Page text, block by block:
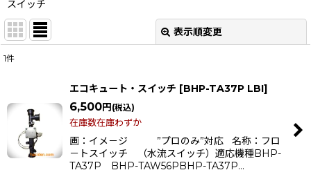
スイッチ
表示順変更
在庫あり
並び順
絞り込む
1件
エコキュート・スイッチ [BHP-TA37P LBI]
6,500円 (税込)
在庫数在庫わずか
画：イメ－ジ ”プロのみ”対応 名称：フロ
－トスイッチ （水流スイッチ）適応機種BHP-
TA37P BHP-TAW56PBHP-TA37P…